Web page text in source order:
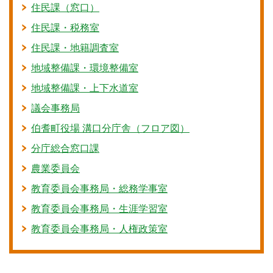
住民課（窓口）
住民課・税務室
住民課・地籍調査室
地域整備課・環境整備室
地域整備課・上下水道室
議会事務局
伯耆町役場 溝口分庁舎（フロア図）
分庁総合窓口課
農業委員会
教育委員会事務局・総務学事室
教育委員会事務局・生涯学習室
教育委員会事務局・人権政策室